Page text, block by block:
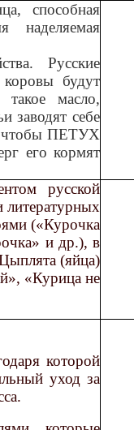
способная
Русские
будут
масло,
заводят себе
чтобы ПЕТУХ
его кормят
русской
литературных
(«Курочка
и др.), в
(яйца)
«Курица не
которой
уход за